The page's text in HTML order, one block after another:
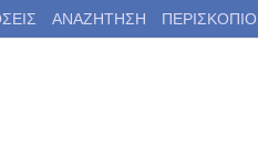
ΑΝΑΖΗΤΗΣΗ ΠΕΡΙΣΚΟΠΙΟ